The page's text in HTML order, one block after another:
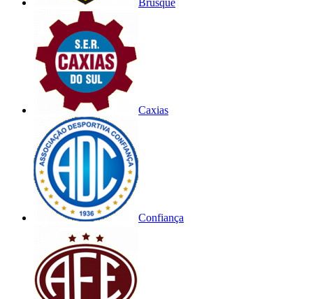
Brusque
Caxias
Confiança